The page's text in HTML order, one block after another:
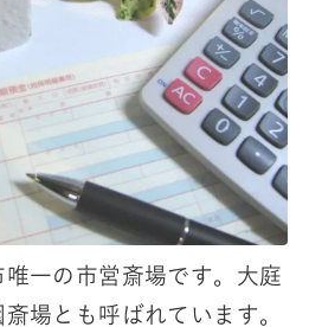
一の市営斎場です。大庭
場とも呼ばれています。